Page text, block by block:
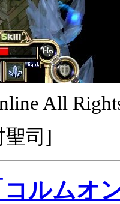
All
聖司]
コルムオ